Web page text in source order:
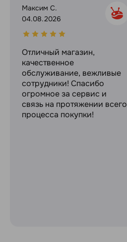
Максим С.
04.08.2026
Отличный магазин,
качественное
обслуживание, вежливые
сотрудники! Спасибо
огромное за сервис и
связь на протяжении всего
процесса покупки!